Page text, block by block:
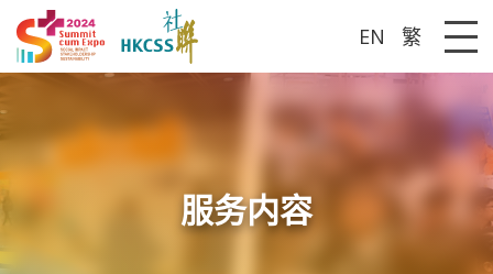
EN 繁
服务内容